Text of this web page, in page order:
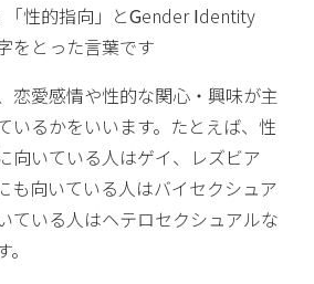
性的指向」とGenderIdentity
をとった言葉です
恋愛感情や性的な関心・興味が主
いるかをいいます。たとえば、性
向いている人はゲイ、レズビア
も向いている人はバイセクシュア
ている人はヘテロセクシュアルな